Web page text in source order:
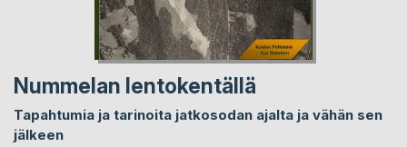
Nummelan lentokentällä
Tapahtumia ja tarinoita jatkosodan ajalta ja vähän sen
jälkeen